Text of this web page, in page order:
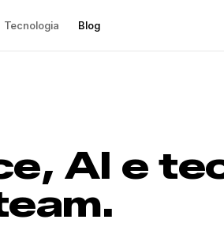
Tecnologia Blog
AI e